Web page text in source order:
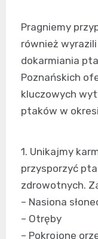
Pragniemy
również
dokarmiania
Poznańskich
kluczowych
ptaków w
1. Unikajmy
przysporzyć
zdrowotnych.
– Nasiona
– Otręby
– Pokrojone